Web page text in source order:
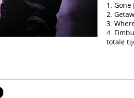
Gone
totale